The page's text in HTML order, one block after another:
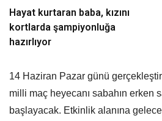
Hayat kurtaran baba, kızını
kortlarda şampiyonluğa
hazırlıyor
14 Haziran Pazar günü
milli maç heyecanı sabahın erken
başlayacak. Etkinlik alanına